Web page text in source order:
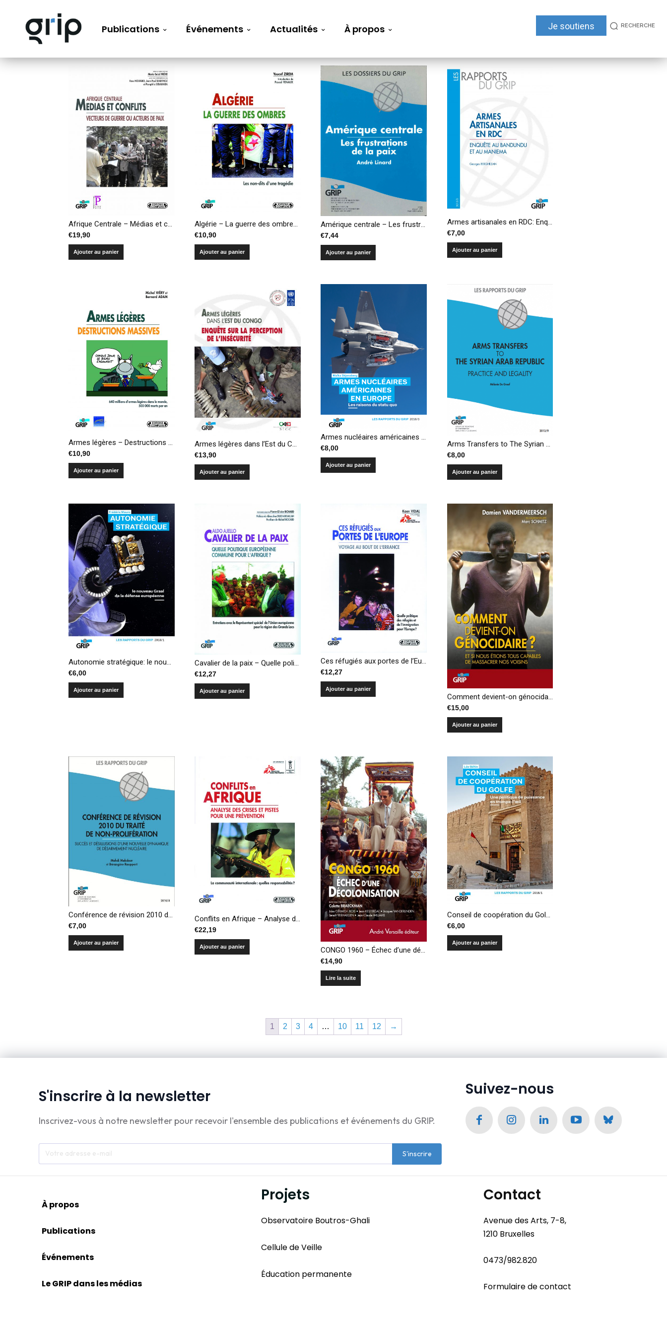
Publications Événements Actualités À propos Je soutiens RECHERCHE
Afrique Centrale – Médias et conflits: vecteurs de guerre ou acteurs de paix
€19,90
Ajouter au panier
€10,90
Ajouter au panier
Amérique centrale – Les frustrations de la paix
€7,44
Ajouter au panier
Armes artisanales en RDC: Enquête au Bandundu et au Maniema
€7,00
Ajouter au panier
Armes légères – Destructions massives
€10,90
Ajouter au panier
Armes légères dans l’Est du Congo – Enquête sur la perception de l’insécurité
€13,90
Ajouter au panier
Armes nucléaires américaines en Europe : les raisons du statu quo
€8,00
Ajouter au panier
Arms Transfers to The Syrian Arab Republic : Practice and Legality
€8,00
Ajouter au panier
€6,00
Ajouter au panier
Cavalier de la paix – Quelle politique européenne commune pour l’Afrique?
€12,27
Ajouter au panier
Ces réfugiés aux portes de l’Europe – Voyage au bout de l’errance
€12,27
Ajouter au panier
Comment devient-on génocidaire? Et si nous étions tous capables de massacrer nos voisins (réédition)
€15,00
Ajouter au panier
€7,00
Ajouter au panier
Conflits en Afrique – Analyse des crises et pistes pour une prévention
€22,19
Ajouter au panier CONGO 1960 – Échec d’une décolonisation
€14,90
Lire la suite
€6,00
Ajouter au panier
1 2 3 4 … 10 11 12 →
S'inscrire à la newsletter
Inscrivez-vous à notre newsletter pour recevoir l'ensemble des publications et événements du GRIP.
S'inscrire
Suivez-nous
À propos
Publications
Événements
Le GRIP dans les médias
Projets
Observatoire Boutros-Ghali
Cellule de Veille
Éducation permanente
Contact
Avenue des Arts, 7-8,
1210 Bruxelles
0473/982.820
Formulaire de contact